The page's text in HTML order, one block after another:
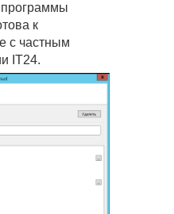
к
с частным
IT24.